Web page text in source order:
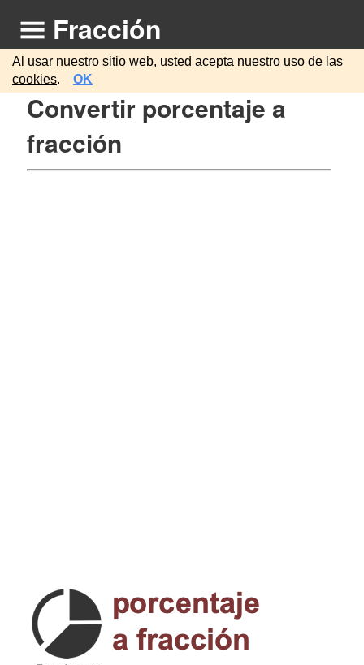
Fracción
Al usar nuestro sitio web, usted acepta nuestro uso de las
cookies. OK
Convertir porcentaje a
fracción